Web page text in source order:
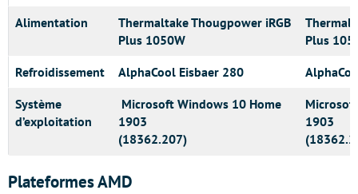
Alimentation
Thermaltake Thougpower iRGB
Plus 1050W
Plus
Refroidissement
AlphaCool Eisbaer 280
Système
d’exploitation
Microsoft Windows 10 Home
1903
(18362.207)
1903
Plateformes AMD